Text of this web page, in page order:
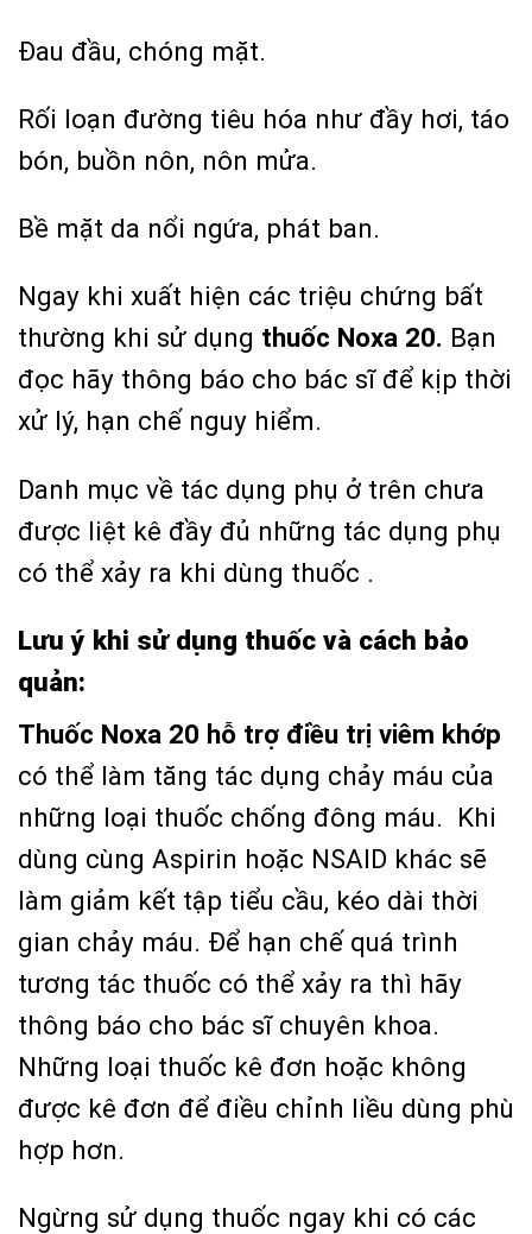
Đau đầu, chóng mặt.
Rối loạn đường tiêu hóa như đầy hơi, táo
bón, buồn nôn, nôn mửa.
Bề mặt da nổi ngứa, phát ban.
Ngay khi xuất hiện các triệu chứng bất
thường khi sử dụng thuốc Noxa 20. Bạn
đọc hãy thông báo cho bác sĩ để kịp thời
xử lý, hạn chế nguy hiểm.
Danh mục về tác dụng phụ ở trên chưa
được liệt kê đầy đủ những tác dụng phụ
có thể xảy ra khi dùng thuốc .
Lưu ý khi sử dụng thuốc và cách bảo
quản:
Thuốc Noxa 20 hỗ trợ điều trị viêm khớp
có thể làm tăng tác dụng chảy máu của
những loại thuốc chống đông máu. Khi
dùng cùng Aspirin hoặc NSAID khác sẽ
làm giảm kết tập tiểu cầu, kéo dài thời
gian chảy máu. Để hạn chế quá trình
tương tác thuốc có thể xảy ra thì hãy
thông báo cho bác sĩ chuyên khoa.
Những loại thuốc kê đơn hoặc không
được kê đơn để điều chỉnh liều dùng phù
hợp hơn.
Ngừng sử dụng thuốc ngay khi có các